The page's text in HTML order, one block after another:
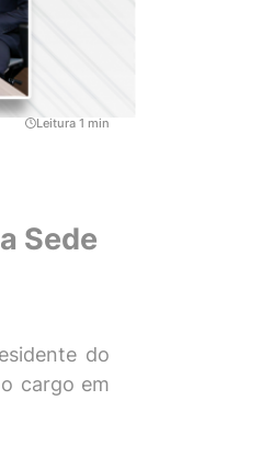
Leitura 1 min
Sede
do
cargo em